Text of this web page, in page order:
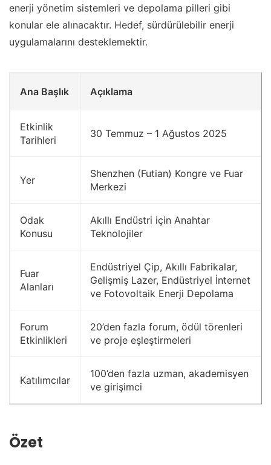
enerji yönetim sistemleri ve depolama pilleri gibi
konular ele alınacaktır. Hedef, sürdürülebilir enerji
uygulamalarını desteklemektir.
Ana Başlık Açıklama
Etkinlik
Tarihleri
30 Temmuz – 1 Ağustos 2025
Yer
Shenzhen (Futian) Kongre ve Fuar
Merkezi
Odak
Konusu
Akıllı Endüstri için Anahtar
Teknolojiler
Fuar
Alanları
Endüstriyel Çip, Akıllı Fabrikalar,
Gelişmiş Lazer, Endüstriyel İnternet
ve Fotovoltaik Enerji Depolama
Forum
Etkinlikleri
20’den fazla forum, ödül törenleri
ve proje eşleştirmeleri
Katılımcılar
100’den fazla uzman, akademisyen
ve girişimci
Özet